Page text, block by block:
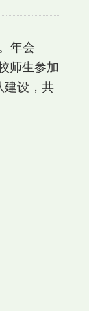
年会
师生参加
建设，共